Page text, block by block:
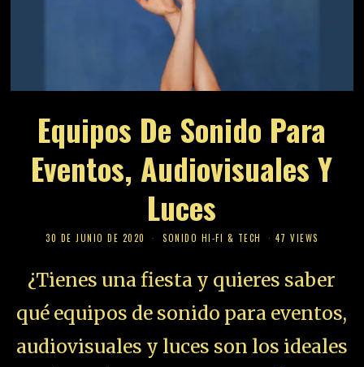
Equipos De Sonido Para
Eventos, Audiovisuales Y
Luces
30 DE JUNIO DE 2020 SONIDO HI-FI & TECH 47 VIEWS
¿Tienes una fiesta y quieres saber
qué equipos de sonido para eventos,
audiovisuales y luces son los ideales